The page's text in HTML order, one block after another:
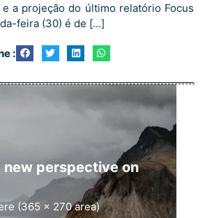
e a projeção do último relatório Focus
feira (30) é de […]
:
new perspective on
(365 x 270 area)